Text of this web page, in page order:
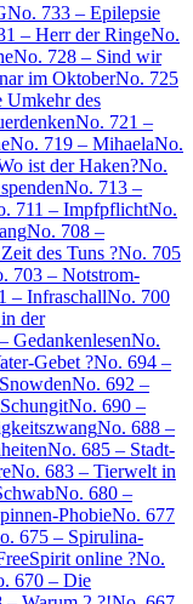
No. 733 – Epilepsie
– Herr der RingeNo.
No. 728 – Sind wir
im OktoberNo. 725
des
No. 721 –
No. 719 – MihaelaNo.
ist der Haken?No.
No. 713 –
711 – ImpfpflichtNo.
No. 708 –
des Tuns ?No. 705
703 – Notstrom-
– InfraschallNo. 700
der
GedankenlesenNo.
Gebet ?No. 694 –
No. 692 –
No. 690 –
No. 688 –
No. 685 – Stadt-
No. 683 – Tierwelt in
No. 680 –
PhobieNo. 677
675 – Spirulina-
online ?No.
670 – Die